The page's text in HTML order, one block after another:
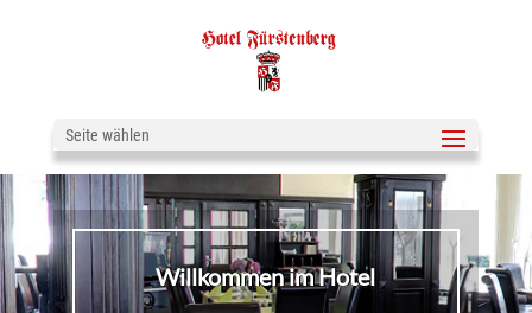
Seite wählen
Willkommen im Hotel